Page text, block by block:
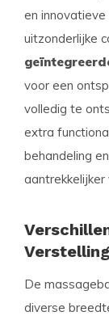
en innovatieve
uitzonderlijke
voor een
volledig te
extra
behandeling
aantrekkelijker
Verstelling
De
diverse